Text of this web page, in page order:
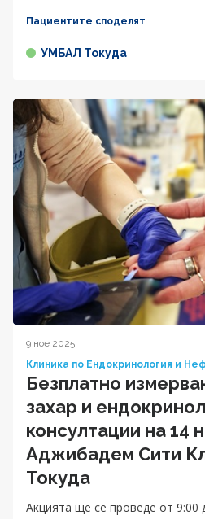
Пациентите споделят
УМБАЛ Токуда
9 ное 2025
Клиника по Ендокринология и
Безплатно
захар и
консултации на 14
Аджибадем Сити
Токуда
Акцията ще се проведе от 9:00